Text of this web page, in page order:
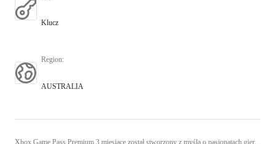
Klucz
Region:
AUSTRALIA
Xbox Game Pass Premium 3 miesiące został stworzony z myślą o pasjonatach gier,